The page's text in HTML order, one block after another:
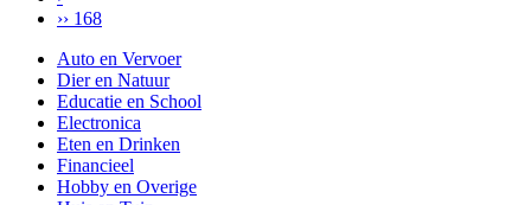
›› 168
Auto en Vervoer
Dier en Natuur
Educatie en School
Electronica
Eten en Drinken
Financieel
Hobby en Overige